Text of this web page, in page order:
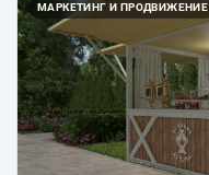
МАРКЕТИНГ И ПРОДВИЖЕНИЕ